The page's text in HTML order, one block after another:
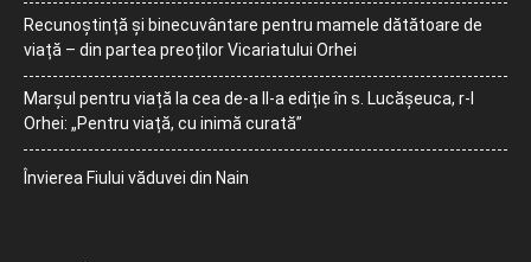
Recunoștință și binecuvântare pentru mamele dătătoare de
viață – din partea preoților Vicariatului Orhei
Marșul pentru viață la cea de-a II-a ediție în s. Lucășeuca, r-l
Orhei: „Pentru viață, cu inimă curată”
Învierea Fiului văduvei din Nain